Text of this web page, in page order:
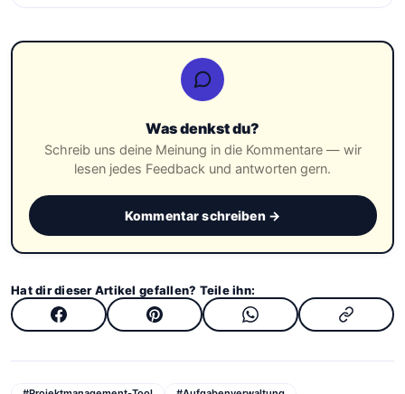
Was denkst du?
Schreib uns deine Meinung in die Kommentare — wir
lesen jedes Feedback und antworten gern.
Kommentar schreiben →
Hat dir dieser Artikel gefallen? Teile ihn: